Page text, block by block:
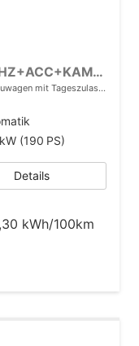
Selection 60 4J GAR.+NAVI+SHZ+ACC+KAMERA+19" ALU+SMARTLINK+KLIMA+LED
mit Tageszulassung
(190 PS)
Details
kWh/100km